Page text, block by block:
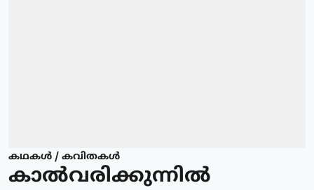
കഥകള്‍ / കവിതകള്‍
കാൽവരിക്കുന്നിൽ